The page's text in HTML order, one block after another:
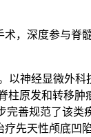
，深度参与脊
以神经显微外
柱原发和转移肿
善规范了该类
先天性颅底凹陷